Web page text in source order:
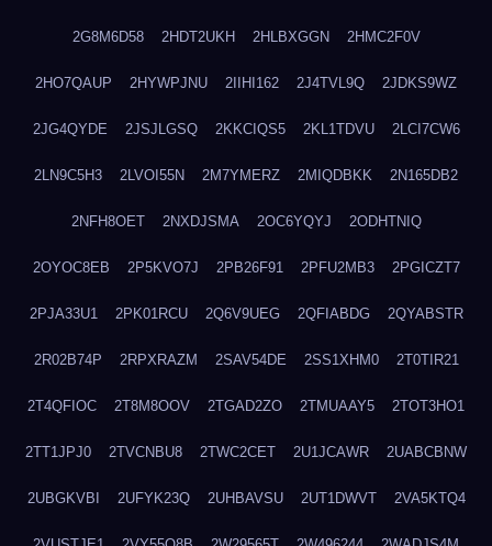
2G8M6D58 2HDT2UKH 2HLBXGGN 2HMC2F0V
2HO7QAUP 2HYWPJNU 2IIHI162 2J4TVL9Q 2JDKS9WZ
2JG4QYDE 2JSJLGSQ 2KKCIQS5 2KL1TDVU 2LCI7CW6
2LN9C5H3 2LVOI55N 2M7YMERZ 2MIQDBKK 2N165DB2
2NFH8OET 2NXDJSMA 2OC6YQYJ 2ODHTNIQ
2OYOC8EB 2P5KVO7J 2PB26F91 2PFU2MB3 2PGICZT7
2PJA33U1 2PK01RCU 2Q6V9UEG 2QFIABDG 2QYABSTR
2R02B74P 2RPXRAZM 2SAV54DE 2SS1XHM0 2T0TIR21
2T4QFIOC 2T8M8OOV 2TGAD2ZO 2TMUAAY5 2TOT3HO1
2TT1JPJ0 2TVCNBU8 2TWC2CET 2U1JCAWR 2UABCBNW
2UBGKVBI 2UFYK23Q 2UHBAVSU 2UT1DWVT 2VA5KTQ4